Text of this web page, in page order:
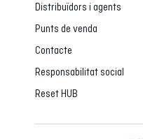
Distribuïdors i agents
Punts de venda
Contacte
Responsabilitat social
Reset HUB